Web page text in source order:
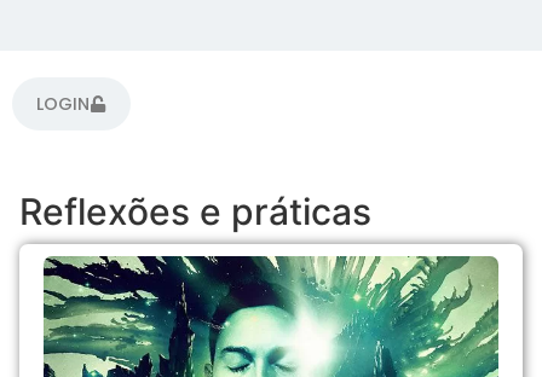
LOGIN
Reflexões e práticas